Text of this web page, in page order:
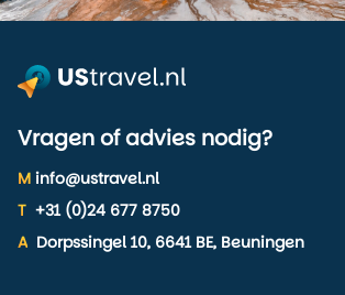
Vragen of advies nodig?
M info@ustravel.nl
T +31 (0)24 677 8750
A Dorpssingel 10, 6641 BE, Beuningen